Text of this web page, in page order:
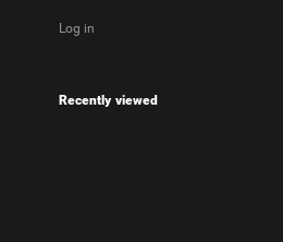
Log in
Recently viewed